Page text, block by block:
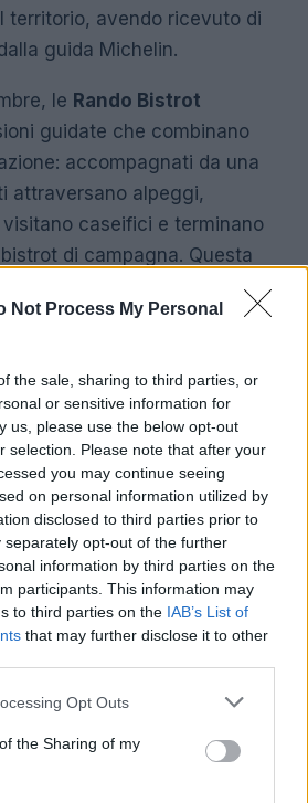
Not Process My Personal
the sale, sharing to third parties, or
or sensitive information for
us, please use the below opt-out
selection. Please note that after your
you may continue seeing
on personal information utilized by
disclosed to third parties prior to
separately opt-out of the further
information by third parties on the
participants. This information may
to third parties on the IAB’s List of
that may further disclose it to other
app uses one or more Google
or usage behaviour. You may click to
Google and its third-party tags to
specified purposes in below Google
Opt Outs
the Sharing of my
territorio, avendo ricevuto di
guida Michelin.
le Rando Bistrot
guidate che combinano
accompagnati da una
attraversano alpeggi,
caseifici e terminano
di campagna. Questa
pastorizia come tradizione viva
locali in un contesto
e quella culturale, Roubion
che privilegia la slow
con un ritmo misurato:
a un bistrot, osservare le
nuovi ritorni sono parte
convincerà molti a ritornare.
giornalista trentino
Coppa del Mondo di sci,
e alpinismo; racconta gare,